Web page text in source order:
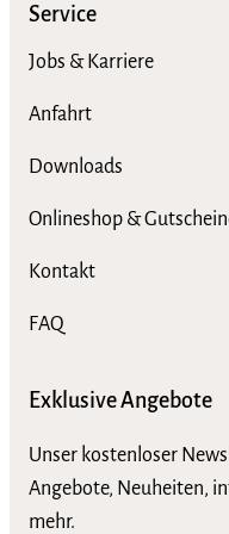
Service
Jobs & Karriere
Anfahrt
Downloads
Onlineshop &
Kontakt
FAQ
Exklusive Angebote
Unser kostenloser
Angebote, Neuheiten,
mehr.